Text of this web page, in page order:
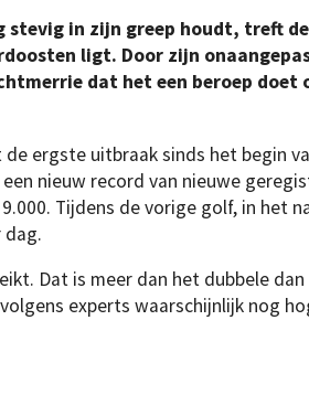
in zijn greep houdt, treft
ligt. Door zijn
dat het een beroep doet
ergste uitbraak sinds het begin
nieuw record van nieuwe
Tijdens de vorige golf, in het
dag.
Dat is meer dan het dubbele
experts waarschijnlijk nog